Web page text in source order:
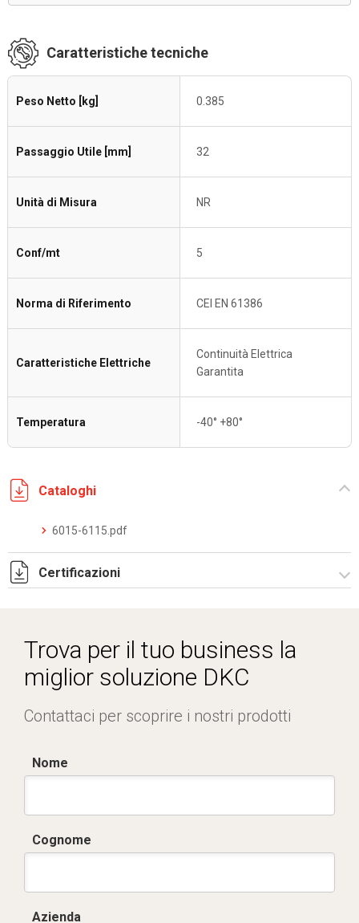
Caratteristiche tecniche
Peso Netto [kg] 0.385
Passaggio Utile [mm] 32
Unità di Misura NR
Conf/mt 5
Norma di Riferimento CEI EN 61386
Caratteristiche Elettriche
Continuità Elettrica
Garantita
Temperatura -40° +80°
Cataloghi
6015-6115.pdf
Certificazioni
Trova per il tuo business la
miglior soluzione DKC
Contattaci per scoprire i nostri prodotti
Nome
Cognome
Azienda